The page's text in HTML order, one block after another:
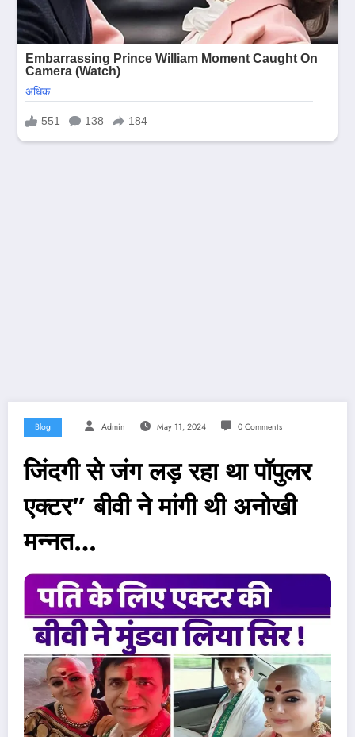
Blog Admin May 11, 2024 0 Comments
जिंदगी से जंग लड़ रहा था पॉपुलर
एक्टर” बीवी ने मांगी थी अनोखी
मन्नत…